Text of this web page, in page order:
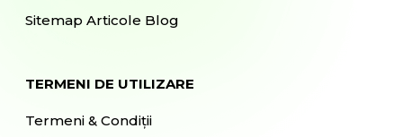
Sitemap Articole Blog
TERMENI DE UTILIZARE
Termeni & Condiții